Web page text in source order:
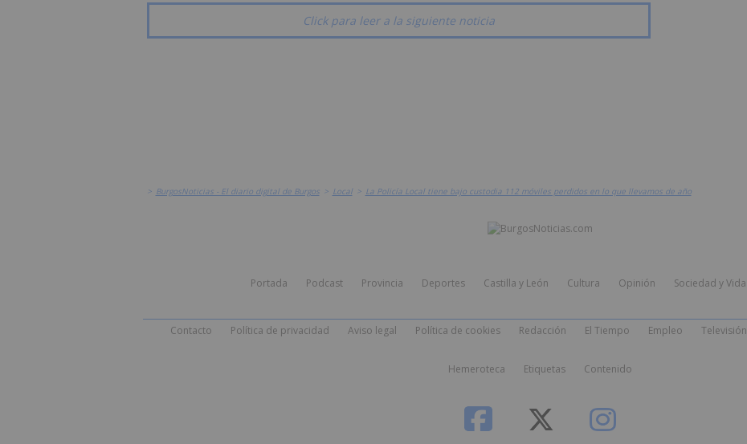
Click para leer a la siguiente noticia
> BurgosNoticias - El diario digital de Burgos > Local > La Policía Local tiene bajo custodia 112 móviles perdidos en lo que llevamos de año
Portada Podcast Provincia Deportes Castilla y León Cultura Opinión Sociedad y Vida
Contacto Política de privacidad Aviso legal Política de cookies Redacción El Tiempo Empleo Televisión
Hemeroteca Etiquetas Contenido